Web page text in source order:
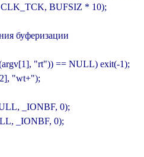
/ CLK_TCK, BUFSIZ * 10);
буферизации
"rt")) == NULL) exit(-1);
"wt+");
NULL, _IONBF, 0);
_IONBF, 0);